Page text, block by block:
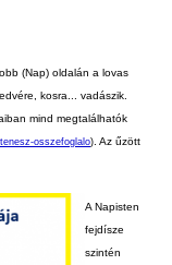
(Nap) oldalán a lovas
kosra... vadászik.
mind megtalálhatók
osszefoglalo). Az űzött
A Napisten
fejdísze
szintén